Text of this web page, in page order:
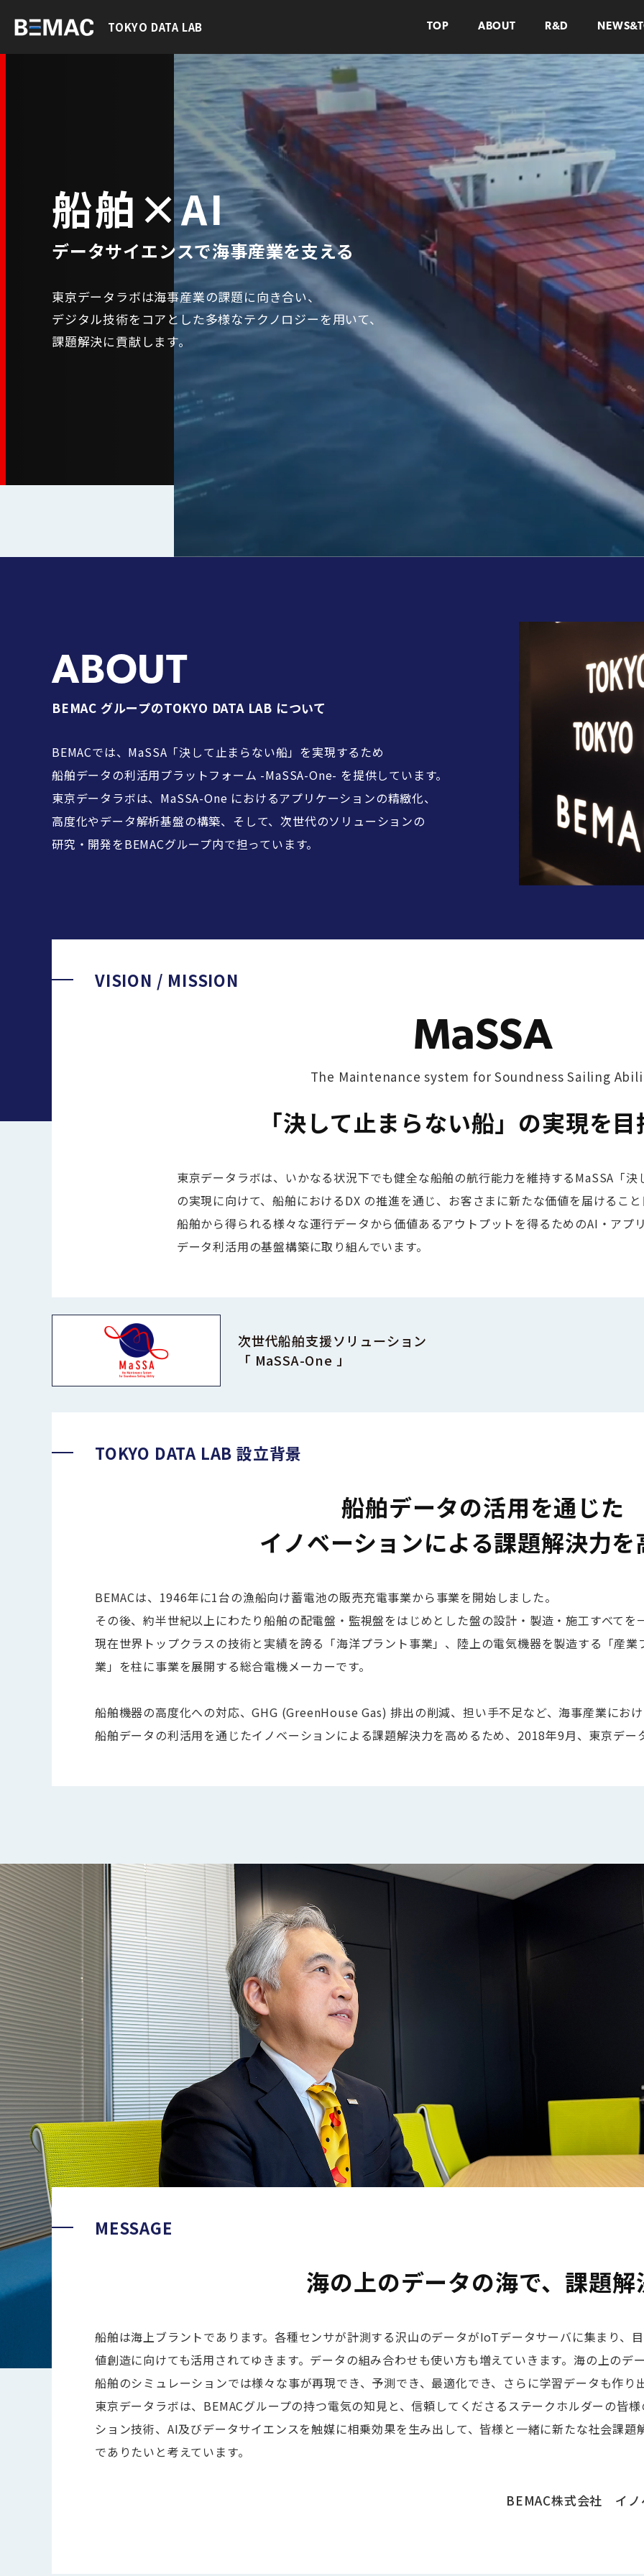
TOKYO DATA LAB TOP ABOUT R&D
船舶×AI
データサイエンスで海事産業を支える
東京データラボは海事産業の課題に向き合い、
デジタル技術をコアとした多様なテクノロジーを用いて、
課題解決に貢献します。
ABOUT
BEMAC グループのTOKYO DATA LAB について
BEMACでは、MaSSA「決して止まらない船」を実現するため
船舶データの利活用プラットフォーム -MaSSA-One- を提供しています。
東京データラボは、MaSSA-One におけるアプリケーションの精緻化、
高度化やデータ解析基盤の構築、そして、次世代のソリューションの
研究・開発をBEMACグループ内で担っています。
VISION / MISSION
MaSSA
The Maintenance system for Soundness Sailing
「決して止まらない船」 の実現を目
東京データラボは、いかなる状況下でも健全な船舶の航行能力を維持するMaSSA「
の実現に向けて、船舶におけるDX の推進を通じ、お客さまに新たな価値を届けるこ
船舶から得られる様々な運行データから価値あるアウトプットを得るためのAI・アプ
データ利活用の基盤構築に取り組んでいます。
次世代船舶支援ソリューション
「 MaSSA-One 」
TOKYO DATA LAB 設立背景
船舶データの活用を通じた
イノベーションによる課題解決力を
BEMACは、1946年に1台の漁船向け蓄電池の販売充電事業から事業を開始しました。
その後、約半世紀以上にわたり船舶の配電盤・監視盤をはじめとした盤の設計・製造・施工すべて
現在世界トップクラスの技術と実績を誇る「海洋プラント事業」、陸上の電気機器を製造する「産
業」を柱に事業を展開する総合電機メーカーです。
船舶機器の高度化への対応、GHG (GreenHouse Gas) 排出の削減、担い手不足など、海事産業にお
船舶データの利活用を通じたイノベーションによる課題解決力を高めるため、2018年9月、東京デー
MESSAGE
海の上のデータの海で、 課題解
船舶は海上ブラントであります。各種センサが計測する沢山のデータがIoTデータサーバに集まり、
値創造に向けても活用されてゆきます。データの組み合わせも使い方も増えていきます。海の上のデ
船舶のシミュレーションでは様々な事が再現でき、予測でき、最適化でき、さらに学習データも作り
東京データラボは、BEMACグループの持つ電気の知見と、信頼してくださるステークホルダーの皆
ション技術、AI及びデータサイエンスを触媒に相乗効果を生み出して、皆様と一緒に新たな社会課
でありたいと考えています。
BEMAC株式会社 イノ